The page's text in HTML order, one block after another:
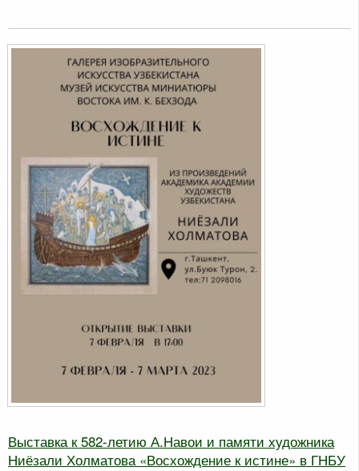
Выставка к 582-летию А.Навои и памяти художника
Ниёзали Холматова «Восхождение к истине» в ГНБУ